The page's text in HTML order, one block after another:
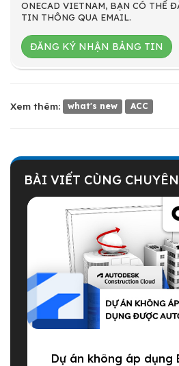
ONECAD VIETNAM, BẠN CÓ THỂ
TIN THÔNG QUA EMAIL.
ĐĂNG KÝ NHẬN BẢNG TIN
Xem thêm: what's new ACC
BÀI VIẾT CÙNG
Dự án không áp dụng